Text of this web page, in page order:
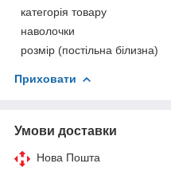
категорія товару
наволочки
розмір (постільна білизна)
Приховати
Умови доставки
Нова Пошта